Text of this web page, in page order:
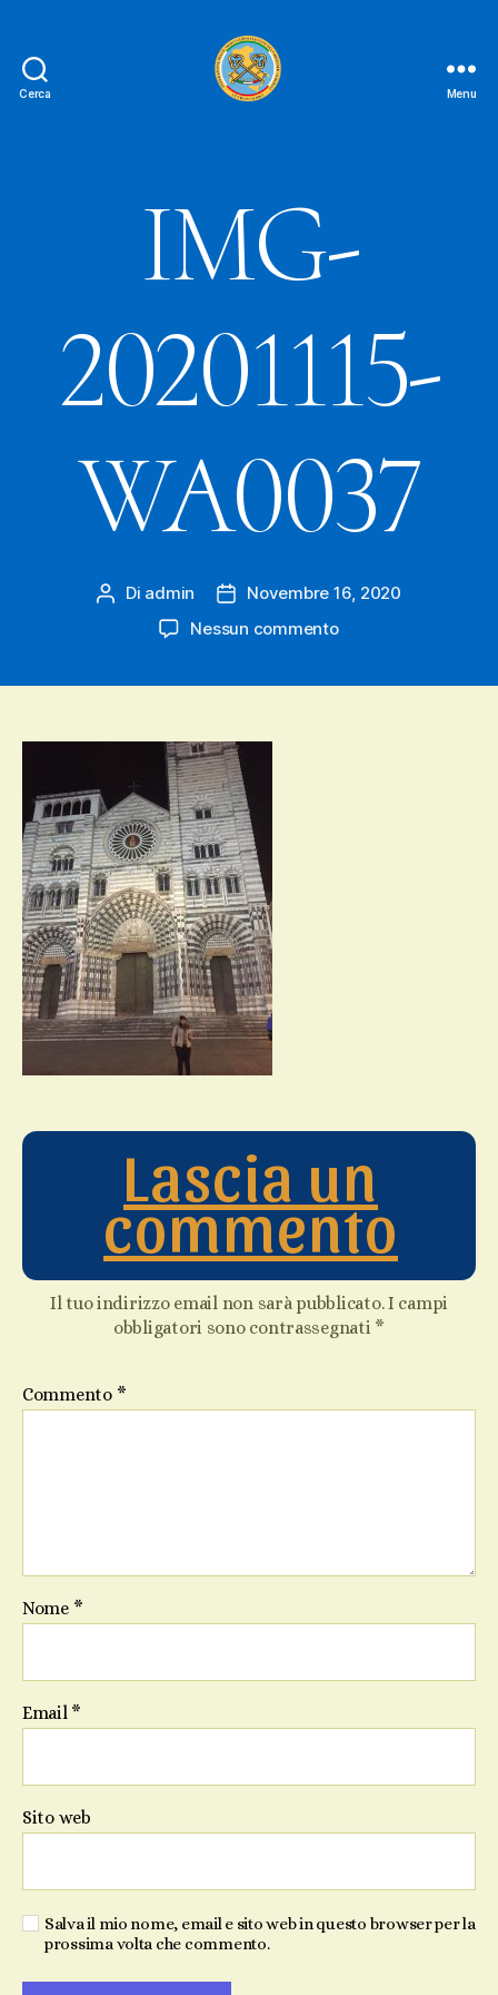
Cerca Menu
IMG-
20201115-
WA0037
Autore
articolo
Di admin
DataNovembre 16, 2020
Nessun commentosu
Lascia un
commento
Il tuo indirizzo email non sarà pubblicato.I campi
obbligatori sono contrassegnati *
Commento *
Nome *
Email *
Sito web
Salva il mio nome, email e sito web in questo browser per la
prossima volta che commento.